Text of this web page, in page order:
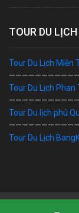
TOUR DU
Tour Du Lịch Miền
Tour Du Lịch Phan
Tour Du lịch phú
Tour Du Lịch